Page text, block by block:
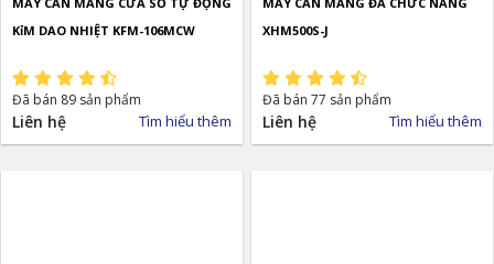
KỉM DAO NHIỆT KFM-106MCW
Đã bán 89 sản phẩm
Liên hệ Tìm hiểu thêm
XHM500S-J
Đã bán 77 sản phẩm
Liên hệ Tìm hiểu thêm